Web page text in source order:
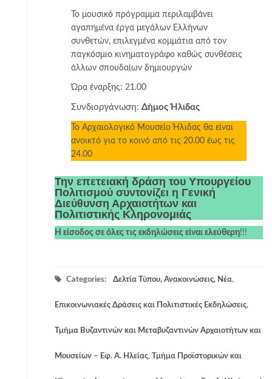
Το μουσικό πρόγραμμα περιλαμβάνει
αγαπημένα έργα μεγάλων Ελλήνων
συνθετών, επιλεγμένα κομμάτια από τον
παγκόσμιο κινηματογράφο καθώς συνθέσεις
άλλων σπουδαίων δημιουργών
Ώρα έναρξης: 21.00
Συνδιοργάνωση:Δήμος Ήλιδας
Το Αρχαιολογικό Μουσείο Ήλιδας θα είναι
ανοικτό για το κοινό από τις 20.00 έως τις
24.00
Την επετειακή δράση του Υπουργείου
Πολιτισμού συντονίζει η Γενική
Διεύθυνση Αρχαιοτήτων και
Πολιτιστικής Κληρονομιάς
Η είσοδος σε όλες τις εκδηλώσεις είναι ελεύθερη!!!
Categories: Δελτία Τύπου, Ανακοινώσεις, Νέα,
Επικοινωνιακές Δράσεις και Πολιτιστικές Εκδηλώσεις,
Τμήμα Βυζαντινών και Μεταβυζαντινών Αρχαιοτήτων και
Μουσείων – Εφ. Α. Ηλείας, Τμήμα Προϊστορικών και